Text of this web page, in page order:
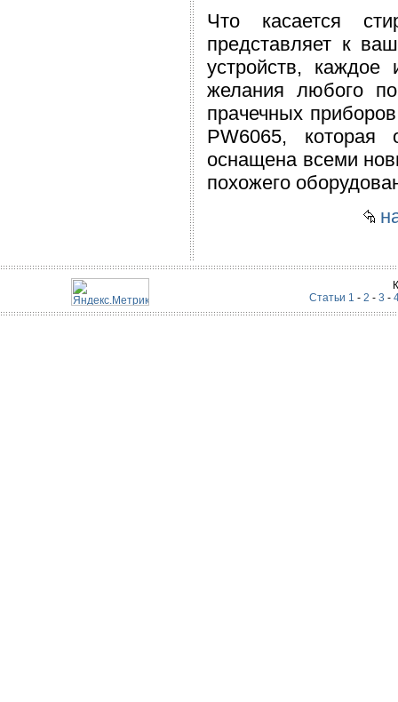
Что касается
представляет к
устройств, каждое
желания любого
прачечных
PW6065,
оснащена всеми
похожего
Статьи 1 - 2 - 3 -